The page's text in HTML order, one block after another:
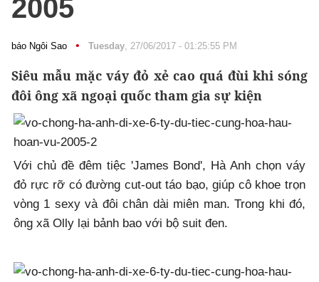
2005
báo Ngôi Sao • Tuesday, 27/06/2017 - 01:25:55 PM
Siêu mẫu mặc váy đỏ xẻ cao quá đùi khi sóng
đôi ông xã ngoại quốc tham gia sự kiện
Với chủ đề đêm tiệc 'James Bond', Hà Anh chọn váy
đỏ rực rỡ có đường cut-out táo bạo, giúp cô khoe trọn
vòng 1 sexy và đôi chân dài miên man. Trong khi đó,
ông xã Olly lại bảnh bao với bộ suit đen.